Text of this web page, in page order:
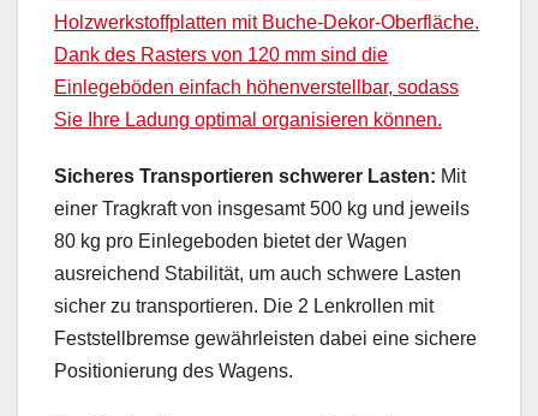
Holzwerkstoffplatten mit Buche-Dekor-Oberfläche.
Dank des Rasters von 120 mm sind die
Einlegeböden einfach höhenverstellbar, sodass
Sie Ihre Ladung optimal organisieren können.
Sicheres Transportieren schwerer Lasten: Mit
einer Tragkraft von insgesamt 500 kg und jeweils
80 kg pro Einlegeboden bietet der Wagen
ausreichend Stabilität, um auch schwere Lasten
sicher zu transportieren. Die 2 Lenkrollen mit
Feststellbremse gewährleisten dabei eine sichere
Positionierung des Wagens.